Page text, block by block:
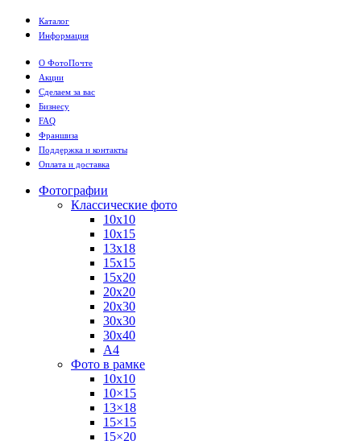
Каталог
Информация
О ФотоПочте
Акции
Сделаем за вас
Бизнесу
FAQ
Франшиза
Поддержка и контакты
Оплата и доставка
Фотографии
Классические фото
10х10
10х15
13х18
15х15
15х20
20х20
20х30
30х30
30х40
А4
Фото в рамке
10х10
10×15
13×18
15×15
15×20